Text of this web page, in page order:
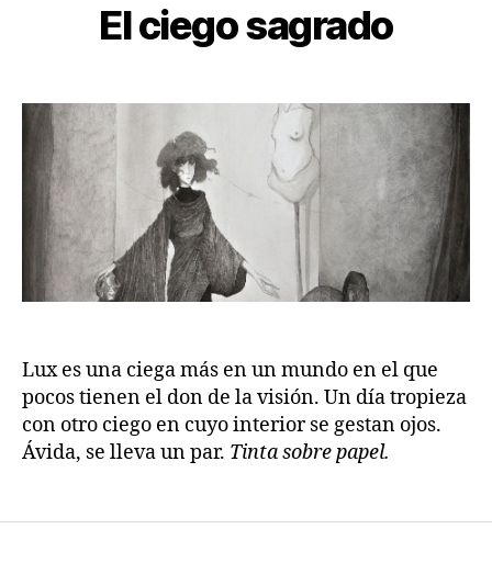
El ciego sagrado
Lux es una ciega más en un mundo en el que
pocos tienen el don de la visión. Un día tropieza
con otro ciego en cuyo interior se gestan ojos.
Ávida, se lleva un par. Tinta sobre papel.